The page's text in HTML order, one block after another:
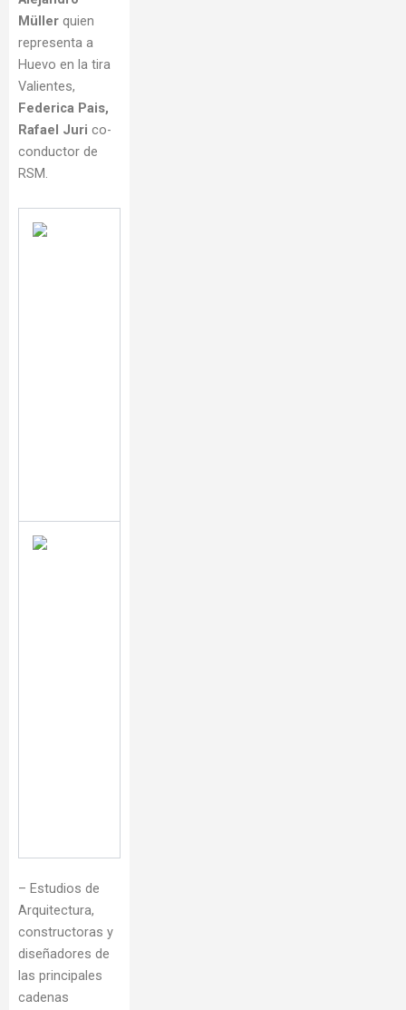
Müller quien
representa a
Huevo en la tira
Valientes,
Federica Pais,
Rafael Juri co-
conductor de
RSM.
– Estudios de
Arquitectura,
constructoras y
diseñadores de
las principales
cadenas